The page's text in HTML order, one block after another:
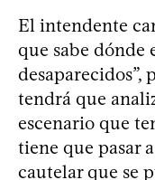
El intendente
que sabe dónde
desaparecidos”,
tendrá que
escenario que
tiene que pasar
cautelar que se